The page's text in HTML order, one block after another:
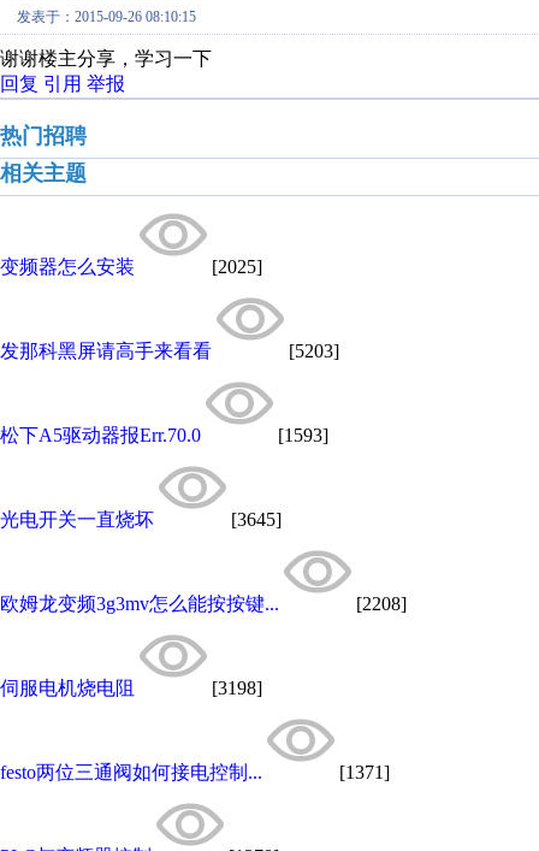
发表于：2015-09-26 08:10:15
谢谢楼主分享，学习一下
回复 引用 举报
热门招聘
相关主题
变频器怎么安装 [2025]
发那科黑屏请高手来看看 [5203]
松下A5驱动器报Err.70.0 [1593]
光电开关一直烧坏 [3645]
欧姆龙变频3g3mv怎么能按按键... [2208]
伺服电机烧电阻 [3198]
festo两位三通阀如何接电控制... [1371]